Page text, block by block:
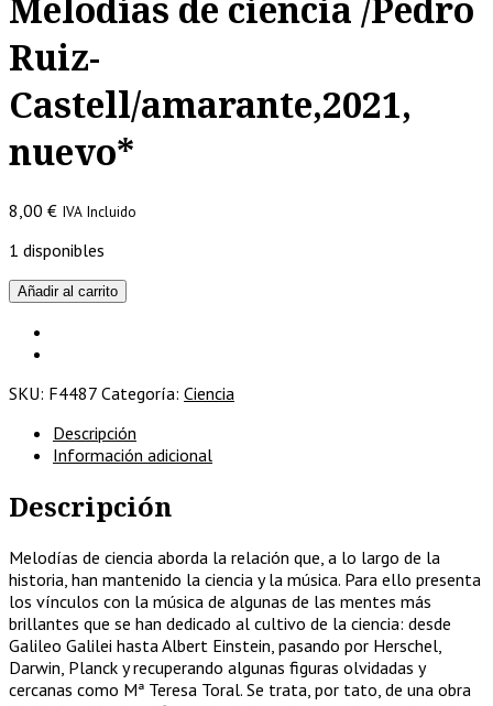
Melodías de ciencia /Pedro
Ruiz-
Castell/amarante,2021,
nuevo*
8,00 € IVA Incluido
1 disponibles
Melodías
de
ciencia
/Pedro
Castell/amarante,2021,
cantidad
Añadir al carrito
SKU: F4487 Categoría: Ciencia
Descripción
Información adicional
Descripción
Melodías de ciencia aborda la relación que, a lo largo de la
historia, han mantenido la ciencia y la música. Para ello presenta
los vínculos con la música de algunas de las mentes más
brillantes que se han dedicado al cultivo de la ciencia: desde
Galileo Galilei hasta Albert Einstein, pasando por Herschel,
Darwin, Planck y recuperando algunas figuras olvidadas y
cercanas como Mª Teresa Toral. Se trata, por tato, de una obra